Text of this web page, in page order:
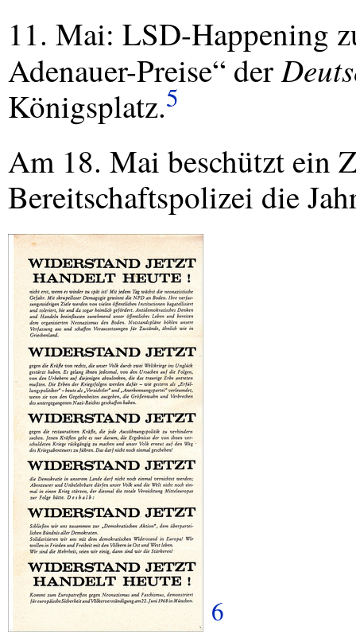
11. Mai: LSD-Happening
Adenauer-Preise“ der
Königsplatz.5
Am 18. Mai beschützt ein
Bereitschaftspolizei die
6